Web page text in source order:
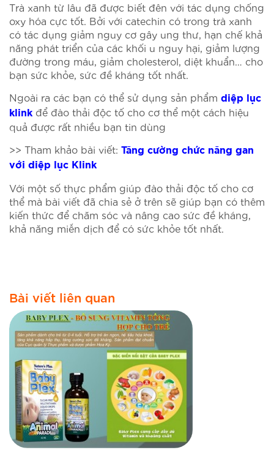
Trà xanh từ lâu đã được biết đên với tác dụng chống
oxy hóa cực tốt. Bởi với catechin có trong trà xanh
có tác dụng giảm nguy cơ gây ung thư, hạn chế khả
năng phát triển của các khối u nguy hại, giảm lượng
đường trong máu, giảm cholesterol, diệt khuẩn… cho
bạn sức khỏe, sức đề kháng tốt nhất.
Ngoài ra các bạn có thể sử dụng sản phẩm diệp lục
klink để đào thải độc tố cho cơ thể một cách hiệu
quả được rất nhiều bạn tin dùng
>> Tham khảo bài viết: Tăng cường chức năng gan
với diệp lục Klink
Với một số thực phẩm giúp đào thải độc tố cho cơ
thể mà bài viết đã chia sẻ ở trên sẽ giúp bạn có thêm
kiến thức để chăm sóc và nâng cao sức đề kháng,
khả năng miễn dịch để có sức khỏe tốt nhất.
Bài viết liên quan